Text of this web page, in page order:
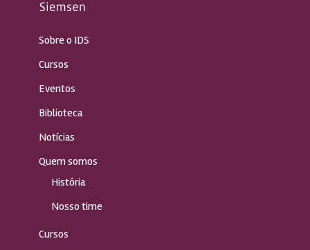
Sobre o IDS
Cursos
Eventos
Biblioteca
Notícias
Quem somos
História
Nosso time
Cursos